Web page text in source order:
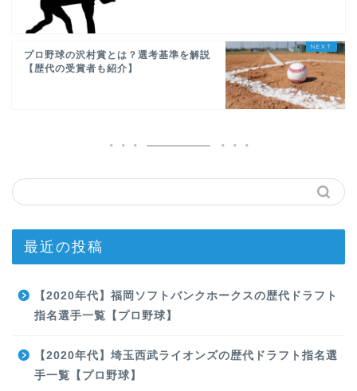
プロ野球の沢村賞とは？選考基準を解説
【歴代の受賞者も紹介】
最近の投稿
【2020年代】福岡ソフトバンクホークスの歴代ドラフト
指名選手一覧【プロ野球】
【2020年代】埼玉西武ライオンズの歴代ドラフト指名選
手一覧【プロ野球】